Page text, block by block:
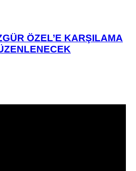
ÖZEL’E KARŞILAMA